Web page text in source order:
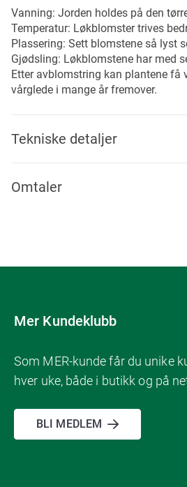
the
images
gallery
Vanning: Jorden holdes på den
Temperatur: Løkblomster trives
Plassering: Sett blomstene så lyst
Gjødsling: Løkblomstene har med
Etter avblomstring kan plantene få
vårglede i mange år fremover.
Tekniske detaljer
Omtaler
Mer Kundeklubb
Som MER-kunde får du unike
hver uke, både i butikk og på
BLI MEDLEM